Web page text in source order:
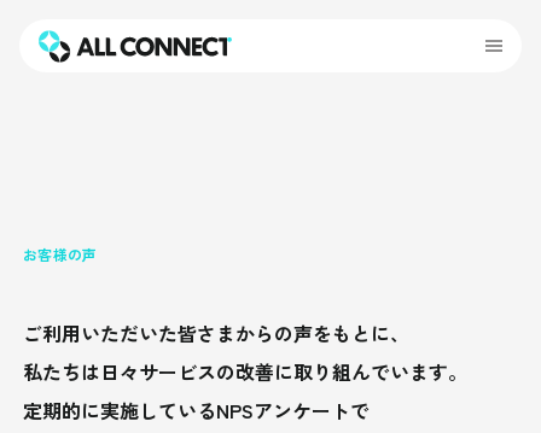
お客様の声
ご利用いただいた皆さまからの声をもとに、
私たちは日々サービスの改善に取り組んでいます。
定期的に実施しているNPSアンケートで